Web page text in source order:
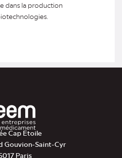
dans la production
Cap Etoile
Gouvion-Saint-Cyr
Paris